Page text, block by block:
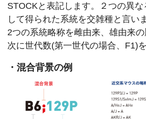
STOCKと表記します。２つの異
して得られた系統を交雑種と言い
2つの系統略称を雌由来、雄由来の
次に世代数(第一世代の場合、F1)
・混合背景の例